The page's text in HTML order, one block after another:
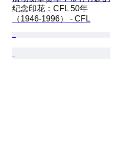
纪念印花：CFL 50年
（1946-1996） - CFL